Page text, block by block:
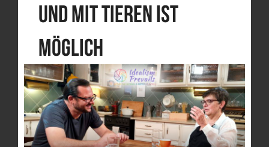
und mit Tieren ist
möglich